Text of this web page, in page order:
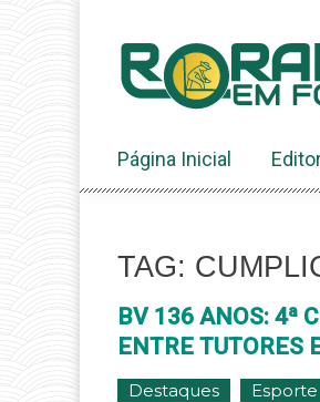
conteúdo
Página Inicial
TAG:
BV 136 ANOS: 4ª
ENTRE TUTORES
Destaques Esporte